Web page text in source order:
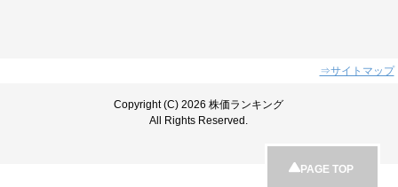
⇒サイトマップ
Copyright (C) 2026 株価ランキング
All Rights Reserved.
PAGE TOP